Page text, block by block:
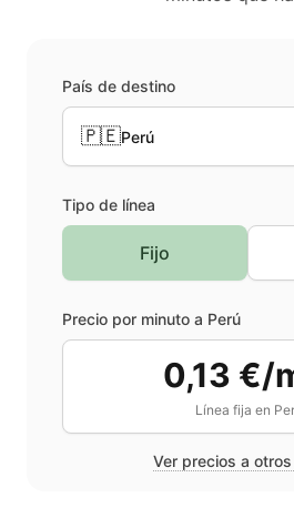
País de destino
🇵🇪Perú
Tipo de línea
Fijo
Precio por minuto a Perú
0,13 €/
Línea fija en
Ver precios a